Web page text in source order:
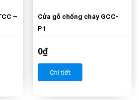
–
Cửa gỗ chống cháy GCC-
P1
0₫
Chi tiết